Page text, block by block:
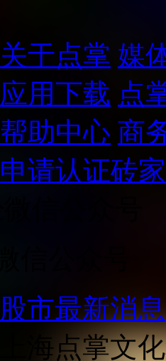
关于点掌 媒
应用下载 点
帮助中心 商
申请认证砖家
股市最新消息
上海点掌文